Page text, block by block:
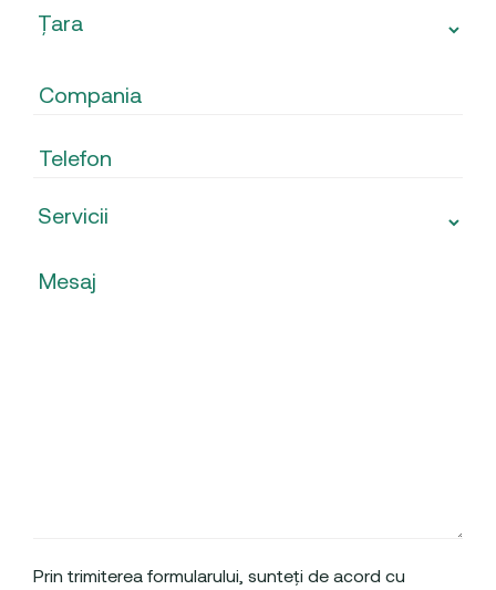
Prin trimiterea formularului, sunteți de acord cu